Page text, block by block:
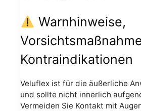
Warnhinweise,
Kontraindikationen
Veluflex ist für die äußerliche
und sollte nicht innerlich
Vermeiden Sie Kontakt mit